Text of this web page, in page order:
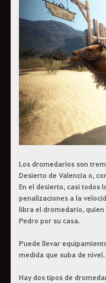
Los dromedarios son
Desierto de Valencia o,
En el desierto, casi todos
penalizaciones a la
libra el dromedario,
Pedro por su casa.
Puede llevar
medida que suba de nivel.
Hay dos tipos de